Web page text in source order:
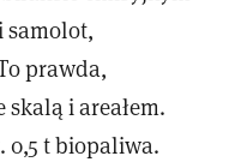
samolot,
prawda,
i areałem.
0,5 t biopaliwa.